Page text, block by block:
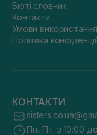
Бюті словник
Контакти
Умови
Політика
КОНТАКТИ
Пн.-Пт. з 10:00